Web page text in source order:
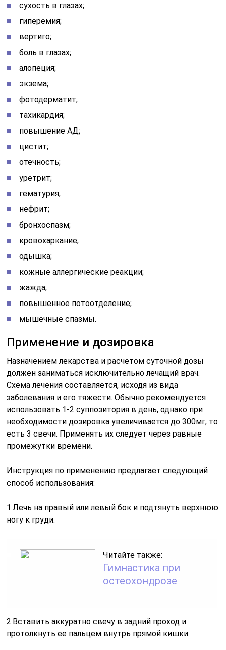
сухость в глазах;
гиперемия;
вертиго;
боль в глазах;
алопеция;
экзема;
фотодерматит;
тахикардия;
повышение АД;
цистит;
отечность;
уретрит;
гематурия;
нефрит;
бронхоспазм;
кровохаркание;
одышка;
кожные аллергические реакции;
жажда;
повышенное потоотделение;
мышечные спазмы.
Применение и дозировка
Назначением лекарства и расчетом суточной дозы
должен заниматься исключительно лечащий врач.
Схема лечения составляется, исходя из вида
заболевания и его тяжести. Обычно рекомендуется
использовать 1-2 суппозитория в день, однако при
необходимости дозировка увеличивается до 300мг, то
есть 3 свечи. Применять их следует через равные
промежутки времени.
Инструкция по применению предлагает следующий
способ использования:
1.Лечь на правый или левый бок и подтянуть верхнюю
ногу к груди.
Читайте также:
Гимнастика при
остеохондрозе
2.Вставить аккуратно свечу в задний проход и
протолкнуть ее пальцем внутрь прямой кишки.